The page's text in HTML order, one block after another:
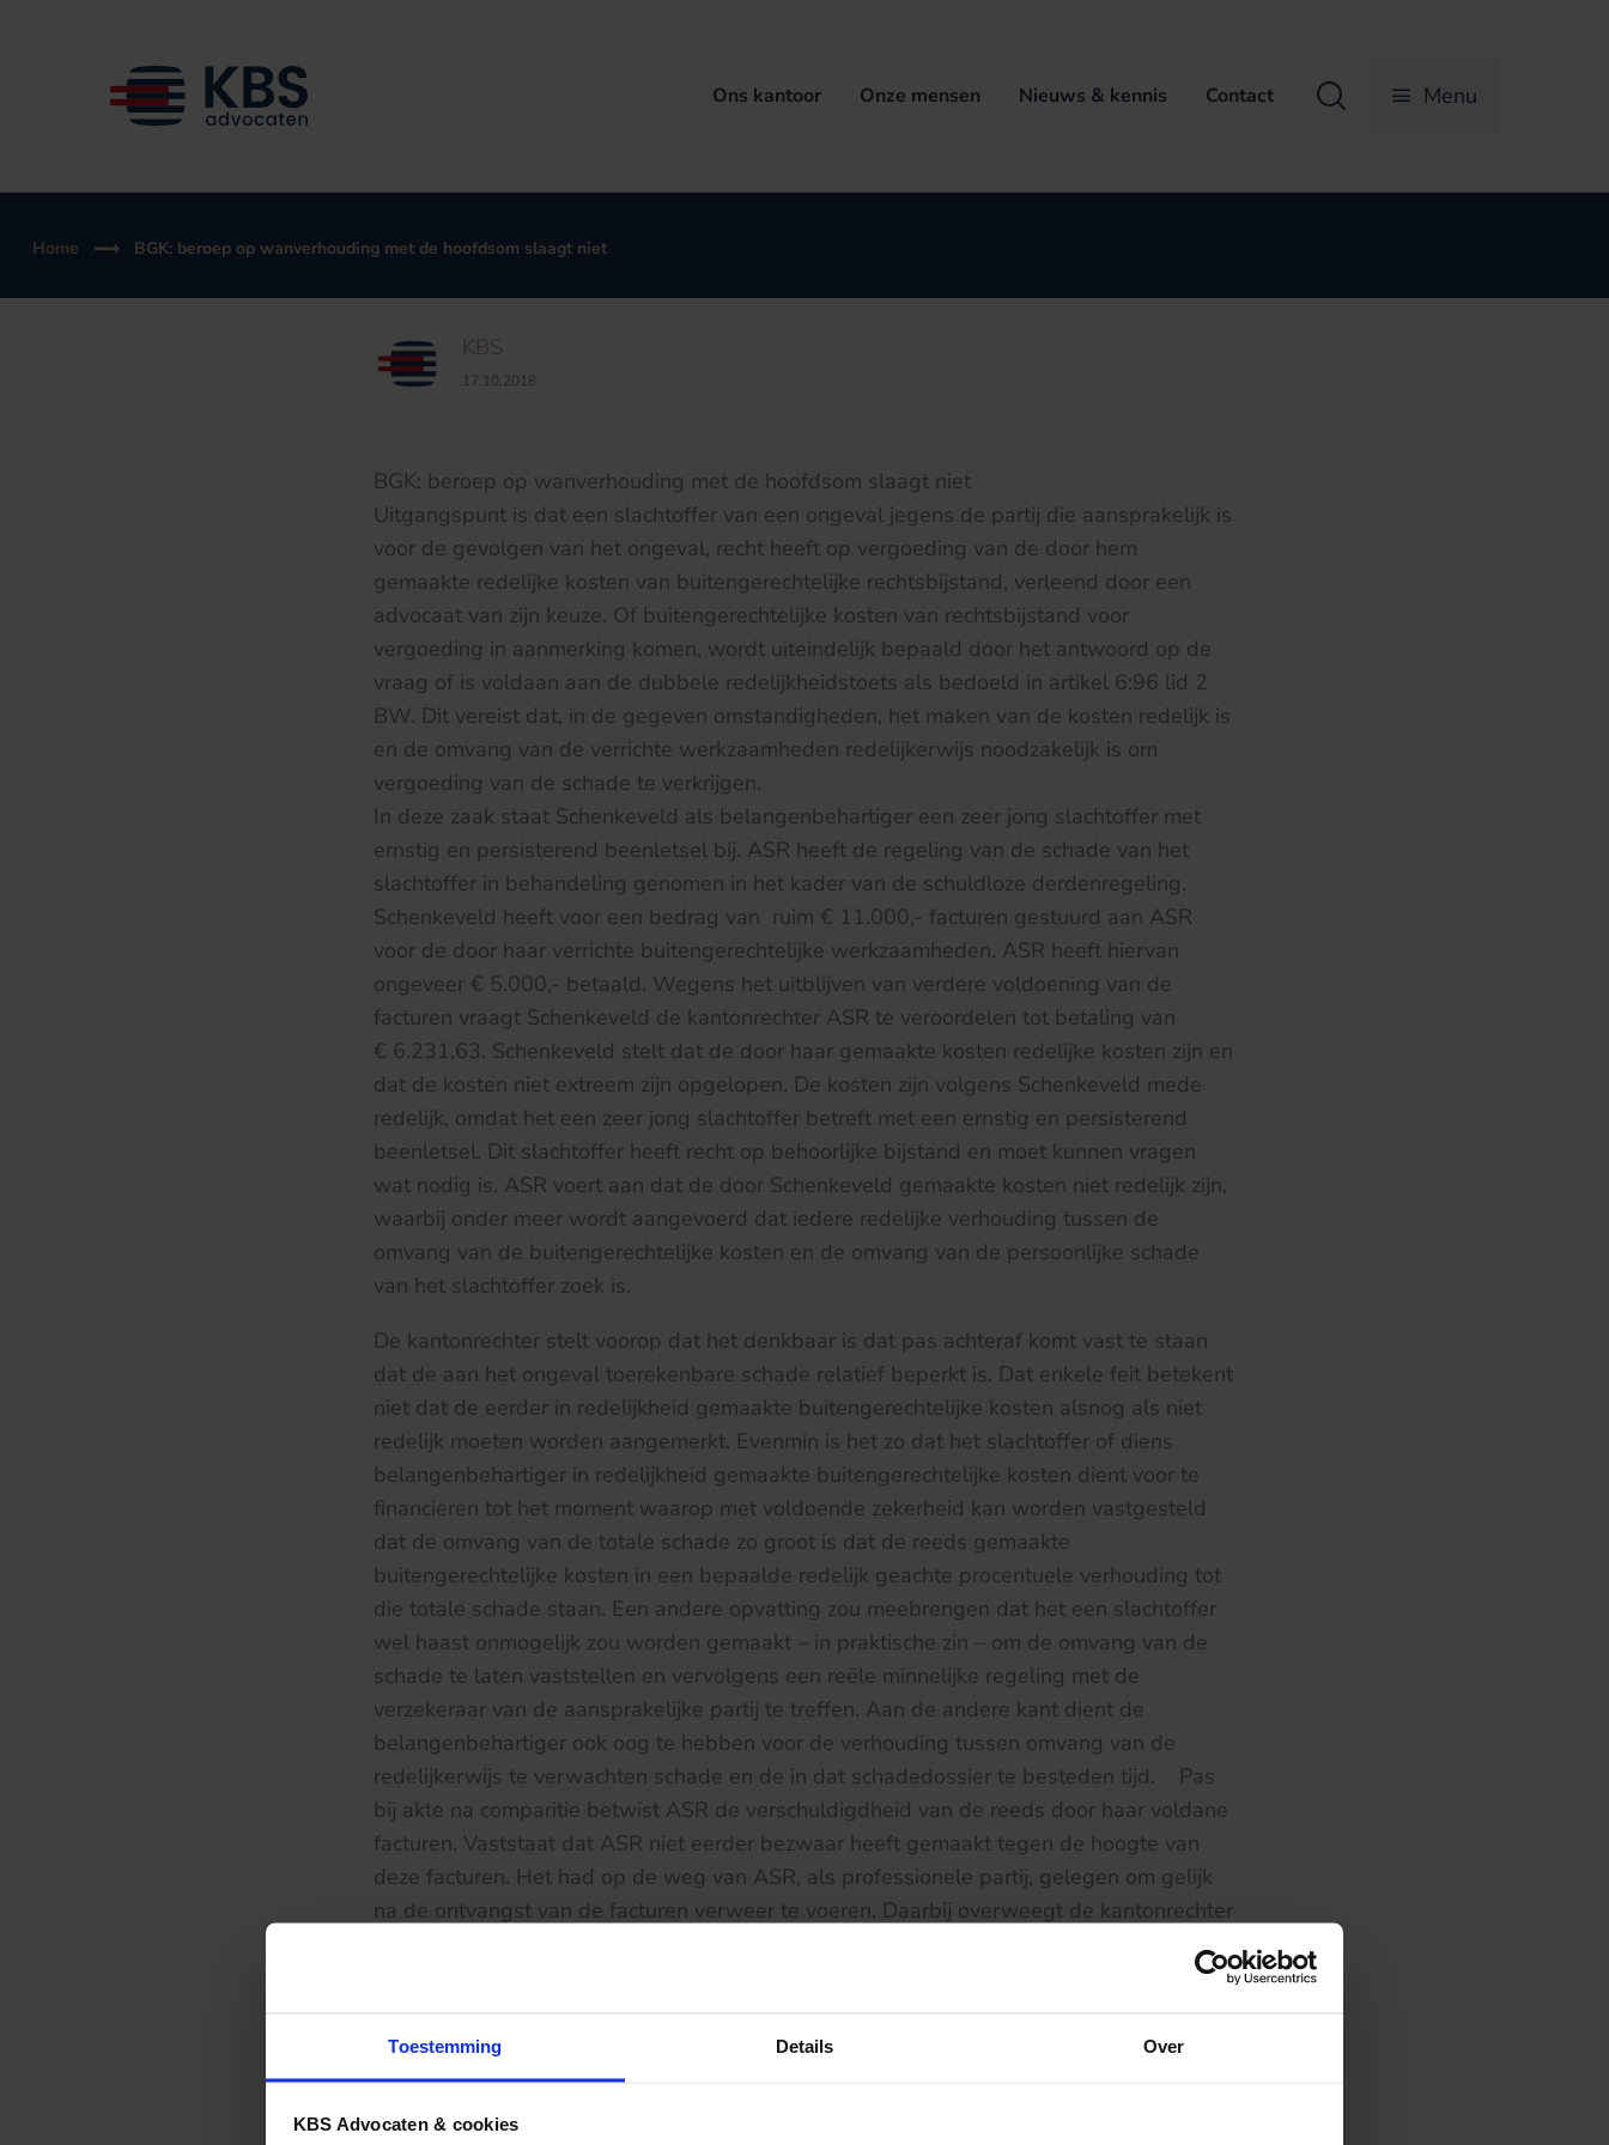
Toestemming Details Over
KBS Advocaten & cookies
Ons kantoor Onze mensen Nieuws & kennis Contact Zoeken Menu
Home BGK: beroep op wanverhouding met de hoofdsom slaagt niet
KBS
17.10.2018
BGK: beroep op wanverhouding met de hoofdsom slaagt niet
Uitgangspunt is dat een slachtoffer van een ongeval jegens de partij die aansprakelijk is
voor de gevolgen van het ongeval, recht heeft op vergoeding van de door hem
gemaakte redelijke kosten van buitengerechtelijke rechtsbijstand, verleend door een
advocaat van zijn keuze. Of buitengerechtelijke kosten van rechtsbijstand voor
vergoeding in aanmerking komen, wordt uiteindelijk bepaald door het antwoord op de
vraag of is voldaan aan de dubbele redelijkheidstoets als bedoeld in artikel 6:96 lid 2
BW. Dit vereist dat, in de gegeven omstandigheden, het maken van de kosten redelijk is
en de omvang van de verrichte werkzaamheden redelijkerwijs noodzakelijk is om
vergoeding van de schade te verkrijgen.
In deze zaak staat Schenkeveld als belangenbehartiger een zeer jong slachtoffer met
ernstig en persisterend beenletsel bij. ASR heeft de regeling van de schade van het
slachtoffer in behandeling genomen in het kader van de schuldloze derdenregeling.
Schenkeveld heeft voor een bedrag van ruim € 11.000,- facturen gestuurd aan ASR
voor de door haar verrichte buitengerechtelijke werkzaamheden. ASR heeft hiervan
ongeveer € 5.000,- betaald. Wegens het uitblijven van verdere voldoening van de
facturen vraagt Schenkeveld de kantonrechter ASR te veroordelen tot betaling van
€ 6.231,63. Schenkeveld stelt dat de door haar gemaakte kosten redelijke kosten zijn en
dat de kosten niet extreem zijn opgelopen. De kosten zijn volgens Schenkeveld mede
redelijk, omdat het een zeer jong slachtoffer betreft met een ernstig en persisterend
beenletsel. Dit slachtoffer heeft recht op behoorlijke bijstand en moet kunnen vragen
wat nodig is. ASR voert aan dat de door Schenkeveld gemaakte kosten niet redelijk zijn,
waarbij onder meer wordt aangevoerd dat iedere redelijke verhouding tussen de
omvang van de buitengerechtelijke kosten en de omvang van de persoonlijke schade
van het slachtoffer zoek is.
De kantonrechter stelt voorop dat het denkbaar is dat pas achteraf komt vast te staan
dat de aan het ongeval toerekenbare schade relatief beperkt is. Dat enkele feit betekent
niet dat de eerder in redelijkheid gemaakte buitengerechtelijke kosten alsnog als niet
redelijk moeten worden aangemerkt. Evenmin is het zo dat het slachtoffer of diens
belangenbehartiger in redelijkheid gemaakte buitengerechtelijke kosten dient voor te
financieren tot het moment waarop met voldoende zekerheid kan worden vastgesteld
dat de omvang van de totale schade zo groot is dat de reeds gemaakte
buitengerechtelijke kosten in een bepaalde redelijk geachte procentuele verhouding tot
die totale schade staan. Een andere opvatting zou meebrengen dat het een slachtoffer
wel haast onmogelijk zou worden gemaakt – in praktische zin – om de omvang van de
schade te laten vaststellen en vervolgens een reële minnelijke regeling met de
verzekeraar van de aansprakelijke partij te treffen. Aan de andere kant dient de
belangenbehartiger ook oog te hebben voor de verhouding tussen omvang van de
redelijkerwijs te verwachten schade en de in dat schadedossier te besteden tijd. Pas
bij akte na comparitie betwist ASR de verschuldigdheid van de reeds door haar voldane
facturen. Vaststaat dat ASR niet eerder bezwaar heeft gemaakt tegen de hoogte van
deze facturen. Het had op de weg van ASR, als professionele partij, gelegen om gelijk
na de ontvangst van de facturen verweer te voeren. Daarbij overweegt de kantonrechter
dat de door ASR verrichte betalingen op gespecificeerde facturen de erkenning van de
Aan de hand van het dossier van het slachtoffer bespreekt de kantonrechter de nog
openstaande facturen vervolgens afzonderlijk. Op meerdere punten worden facturen
Schenkeveld in het dossier hebben gewerkt. De kantonrechter overweegt dat de